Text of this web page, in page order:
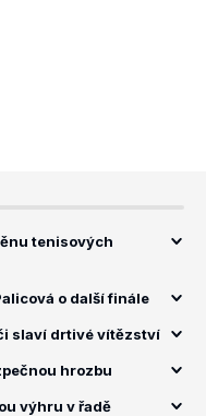
tenisových
o další finále
slaví drtivé vítězství
hrozbu
výhru v řadě